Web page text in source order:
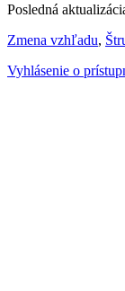
Posledná
Zmena vzhľadu,
Vyhlásenie o